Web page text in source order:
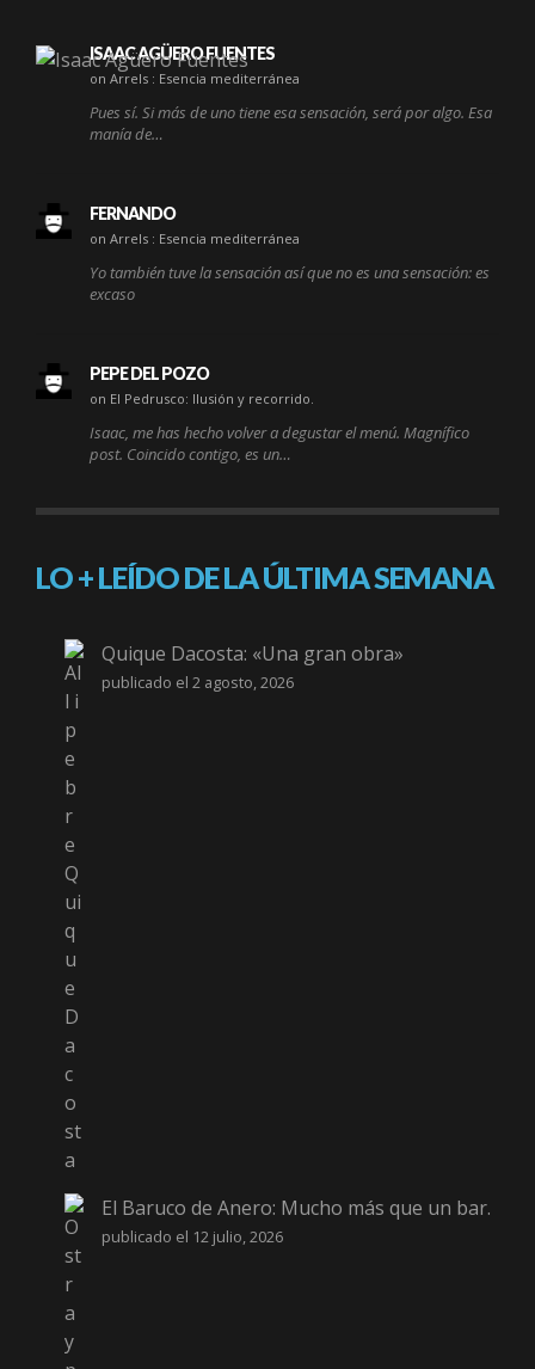
ISAAC AGÜERO FUENTES
on Arrels : Esencia mediterránea
Pues sí. Si más de uno tiene esa sensación, será por algo. Esa
manía de…
FERNANDO
on Arrels : Esencia mediterránea
Yo también tuve la sensación así que no es una sensación: es
excaso
PEPE DEL POZO
on El Pedrusco: Ilusión y recorrido.
Isaac, me has hecho volver a degustar el menú. Magnífico
post. Coincido contigo, es un…
LO + LEÍDO DE LA ÚLTIMA SEMANA
Quique Dacosta: «Una gran obra»
publicado el 2 agosto, 2026
El Baruco de Anero: Mucho más que un bar.
publicado el 12 julio, 2026